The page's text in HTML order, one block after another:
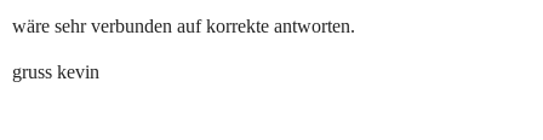
wäre sehr verbunden auf korrekte antworten.
gruss kevin